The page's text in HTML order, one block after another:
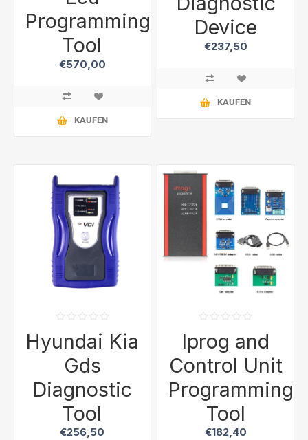
Programming
Tool
€570,00
KAUFEN
Device
€237,50
KAUFEN
Hyundai Kia
Gds
Diagnostic
Tool
€256,50
Iprog and
Control Unit
Programming
Tool
€182,40